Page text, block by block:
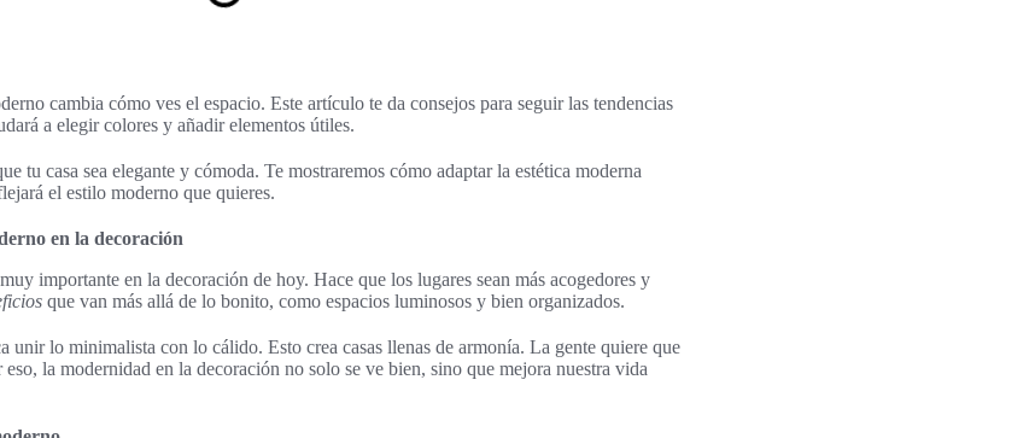
cambia cómo ves el espacio. Este artículo te da consejos para seguir las tendencias
a elegir colores y añadir elementos útiles.
tu casa sea elegante y cómoda. Te mostraremos cómo adaptar la estética moderna
el estilo moderno que quieres.
en la decoración
importante en la decoración de hoy. Hace que los lugares sean más acogedores y
que van más allá de lo bonito, como espacios luminosos y bien organizados.
unir lo minimalista con lo cálido. Esto crea casas llenas de armonía. La gente quiere que
la modernidad en la decoración no solo se ve bien, sino que mejora nuestra vida